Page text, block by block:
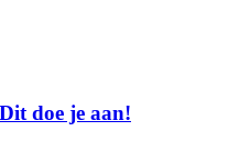
doe je aan!